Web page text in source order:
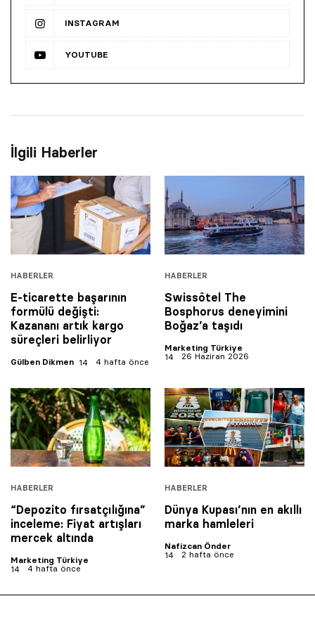
INSTAGRAM
YOUTUBE
İlgili Haberler
HABERLER
E-ticarette başarının
formülü değişti:
Kazananı artık kargo
süreçleri belirliyor
Gülben Dikmen 4 hafta önce
HABERLER
Swissôtel The
Bosphorus deneyimini
Boğaz’a taşıdı
Marketing Türkiye
26 Haziran 2026
HABERLER
“Depozito fırsatçılığına”
inceleme: Fiyat artışları
mercek altında
Marketing Türkiye
4 hafta önce
HABERLER
Dünya Kupası’nın en akıllı
marka hamleleri
Nafizcan Önder
2 hafta önce